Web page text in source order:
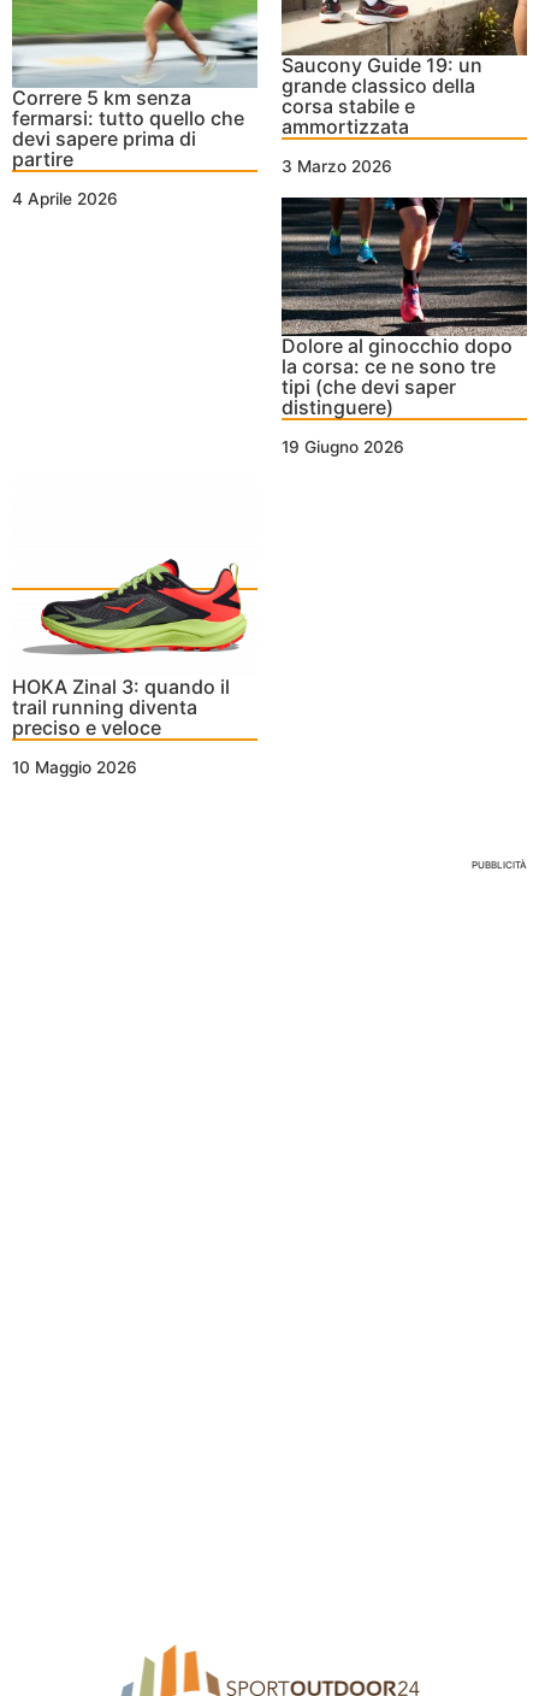
Correre 5 km senza
fermarsi: tutto quello che
devi sapere prima di
partire
4 Aprile 2026
Saucony Guide 19: un
grande classico della
corsa stabile e
ammortizzata
3 Marzo 2026
Dolore al ginocchio dopo
la corsa: ce ne sono tre
tipi (che devi saper
distinguere)
19 Giugno 2026
HOKA Zinal 3: quando il
trail running diventa
preciso e veloce
10 Maggio 2026
PUBBLICITÀ